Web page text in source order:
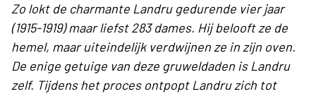
Zo lokt de charmante Landru gedurende vier jaar
(1915-1919) maar liefst 283 dames. Hij belooft ze de
hemel, maar uiteindelijk verdwijnen ze in zijn oven.
De enige getuige van deze gruweldaden is Landru
zelf. Tijdens het proces ontpopt Landru zich tot